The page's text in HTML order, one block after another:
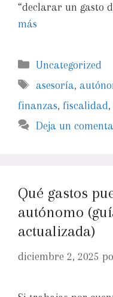
“declarar un gasto
más
Uncategorized
asesoría,
finanzas, fiscalidad,
Deja un
Qué gastos
autónomo
actualizada)
diciembre 2, 2025